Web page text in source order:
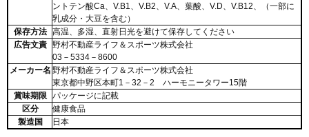
ントテン酸Ca、V.B1、V.B2、V.A、葉酸、V.D、V.B12、（一部に
乳成分・大豆を含む）
保存方法
高温、多湿、直射日光を避けて保存してください
広告文責
野村不動産ライフ＆スポーツ株式会社
03－5334－8600
メーカー名 野村不動産ライフ＆スポーツ株式会社
東京都中野区本町1－32－2 ハーモニータワー15階
賞味期限
パッケージに記載
区分
健康食品
製造国
日本